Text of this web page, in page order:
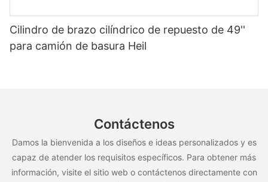
Cilindro de brazo cilíndrico de repuesto de 49''
para camión de basura Heil
Contáctenos
Damos la bienvenida a los diseños e ideas personalizados y es
capaz de atender los requisitos específicos. Para obtener más
información, visite el sitio web o contáctenos directamente con